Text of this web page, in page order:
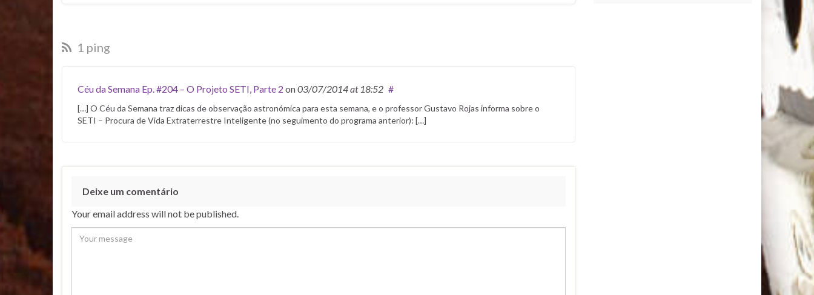
1 ping
Céu da Semana Ep. #204 – O Projeto SETI, Parte 2 on03/07/2014at 18:52 #
[…] O Céu da Semana traz dicas de observação astronómica para esta semana, e o professor Gustavo Rojas informa sobre o
SETI – Procura de Vida Extraterrestre Inteligente (no seguimento do programa anterior): […]
Deixe um comentário
Your email address will not be published.